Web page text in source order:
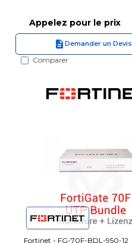
Appelez pour le prix
Demander un Devis
Comparer
Fortinet - FG-70F-BDL-950-12